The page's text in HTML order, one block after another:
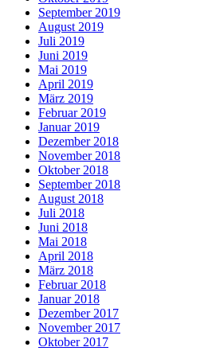
September 2019
August 2019
Juli 2019
Juni 2019
Mai 2019
April 2019
März 2019
Februar 2019
Januar 2019
Dezember 2018
November 2018
Oktober 2018
September 2018
August 2018
Juli 2018
Juni 2018
Mai 2018
April 2018
März 2018
Februar 2018
Januar 2018
Dezember 2017
November 2017
Oktober 2017